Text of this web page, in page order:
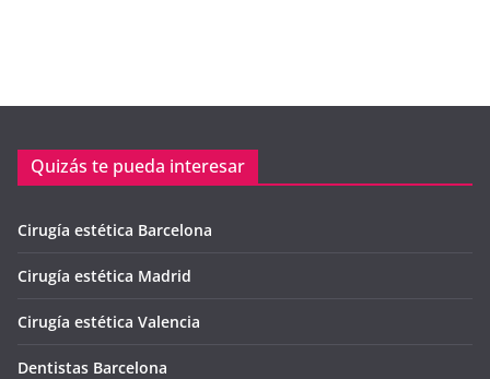
Quizás te pueda interesar
Cirugía estética Barcelona
Cirugía estética Madrid
Cirugía estética Valencia
Dentistas Barcelona